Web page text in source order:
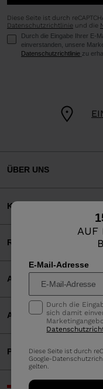
AUF
E-Mail-Adresse
Durch die
sich damit
Diese Seite ist durch
Google-
gelten.
Diese Seite ist durch
Datenschutzrichtlinie und die
Durch die Eingabe Ihrer E-
einverstanden, unsere
Datenschutzrichtlinie zu
ÜBER UNS
KUNDENSERVICE
RECHTLICHES
AKZEPTIERTE
APP
PARTNERS